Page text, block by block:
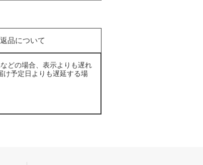
返品について
どの場合、表示よりも遅れ
け予定日よりも遅延する場